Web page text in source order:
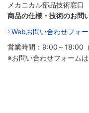
メカニカル部品技術窓口
商品の仕様・技術のお問
Webお問い合わせフォ
営業時間：9:00～18:00
※お問い合わせフォーム